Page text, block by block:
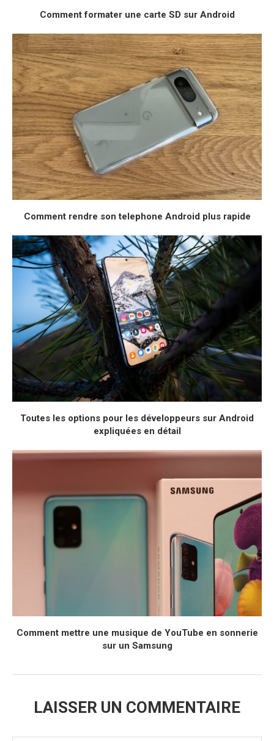
Comment formater une carte SD sur Android
Comment rendre son telephone Android plus rapide
Toutes les options pour les développeurs sur Android
expliquées en détail
Comment mettre une musique de YouTube en sonnerie
sur un Samsung
LAISSER UN COMMENTAIRE